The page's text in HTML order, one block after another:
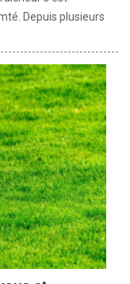
Depuis plusieurs